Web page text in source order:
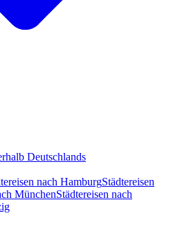
Deutschlands
nach HamburgStädtereisen
MünchenStädtereisen nach